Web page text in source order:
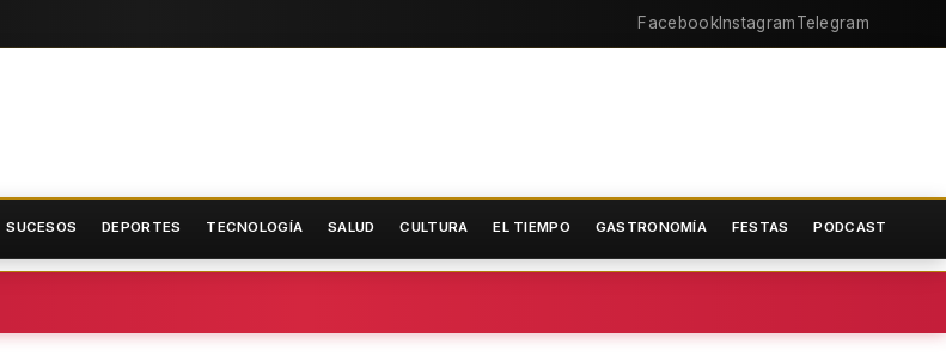
FacebookInstagramTelegram
SUCESOS DEPORTES TECNOLOGÍA SALUD CULTURA EL TIEMPO GASTRONOMÍA FESTAS PODCAST